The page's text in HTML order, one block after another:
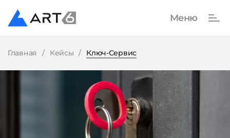
Главная Кейсы Ключ-Сервис